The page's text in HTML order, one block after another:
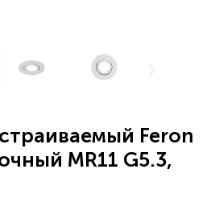
Feron
MR11 G5.3,